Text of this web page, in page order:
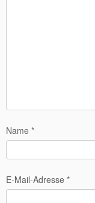
Name *
E-Mail-Adresse *